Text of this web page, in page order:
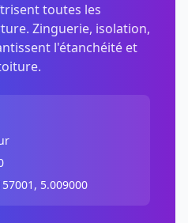
toutes les
Zinguerie, isolation,
l'étanchéité et
5.009000